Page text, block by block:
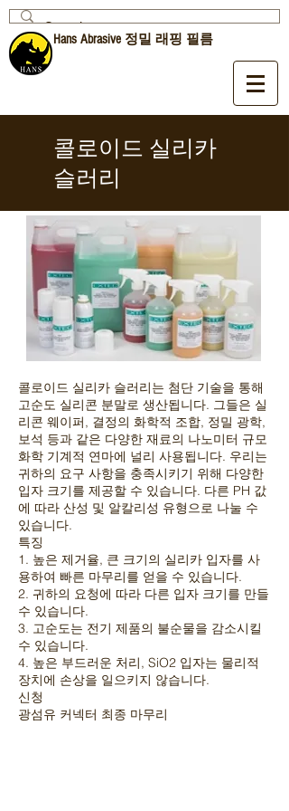
Hans Abrasive 정밀 래핑 필름
콜로이드 실리카
슬러리
콜로이드 실리카 슬러리는 첨단 기술을 통해
고순도 실리콘 분말로 생산됩니다. 그들은 실
리콘 웨이퍼, 결정의 화학적 조합, 정밀 광학,
보석 등과 같은 다양한 재료의 나노미터 규모
화학 기계적 연마에 널리 사용됩니다. 우리는
귀하의 요구 사항을 충족시키기 위해 다양한
입자 크기를 제공할 수 있습니다. 다른 PH 값
에 따라 산성 및 알칼리성 유형으로 나눌 수
있습니다.
특징
1. 높은 제거율, 큰 크기의 실리카 입자를 사
용하여 빠른 마무리를 얻을 수 있습니다.
2. 귀하의 요청에 따라 다른 입자 크기를 만들
수 있습니다.
3. 고순도는 전기 제품의 불순물을 감소시킬
수 있습니다.
4. 높은 부드러운 처리, SiO2 입자는 물리적
장치에 손상을 일으키지 않습니다.
신청
광섬유 커넥터 최종 마무리